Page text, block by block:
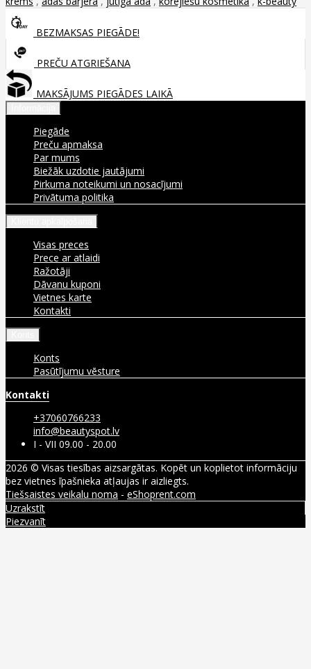
BEZMAKSAS PIEGĀDE!
PREČU ATGRIEŠANA
MAKSĀJUMS PIEGĀDES LAIKĀ
Piegāde
Preču apmaksa
Par mums
Biežāk uzdotie jautājumi
Pirkuma noteikumi un nosacījumi
Privātuma politika
Visas preces
Prece ar atlaidi
Ražotāji
Dāvanu kuponi
Vietnes karte
Kontakti
Konts
Pasūtījumu vēsture
Kontakti
+37060766233
info@beautyspot.lv
I - VII 09.00 - 20.00
2026 © Visas tiesības aizsargātas. Kopēt un koplietot informāciju
bez vietnes īpašnieka atļaujas ir aizliegts.
Tiešsaistes veikalu noma - eShoprent.com
Uzrakstīt
Piezvanīt